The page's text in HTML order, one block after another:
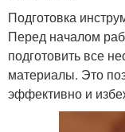
Подготовка
Перед началом
подготовить все
материалы. Это
эффективно и